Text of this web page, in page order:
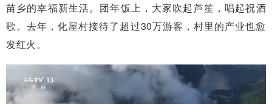
苗乡的幸福新生活。团年饭上，大家吹起芦笙，唱起祝酒
歌。去年，化屋村接待了超过30万游客，村里的产业也愈
发红火。